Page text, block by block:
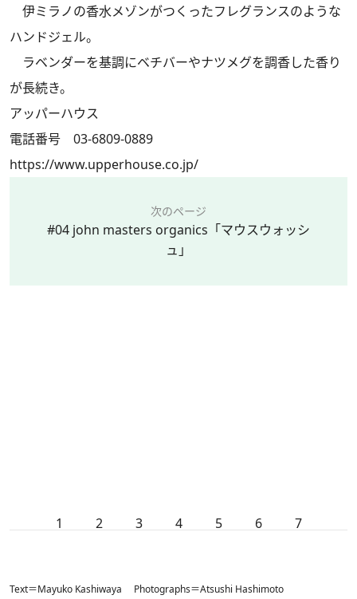
伊ミラノの香水メゾンがつくったフレグランスのような
ハンドジェル。
ラベンダーを基調にベチバーやナツメグを調香した香り
が長続き。
アッパーハウス
電話番号 03-6809-0889
https://www.upperhouse.co.jp/
次のページ
#04 john masters organics「マウスウォッシ
ュ」
1 2 3 4 5 6 7
Text＝Mayuko Kashiwaya Photographs＝Atsushi Hashimoto